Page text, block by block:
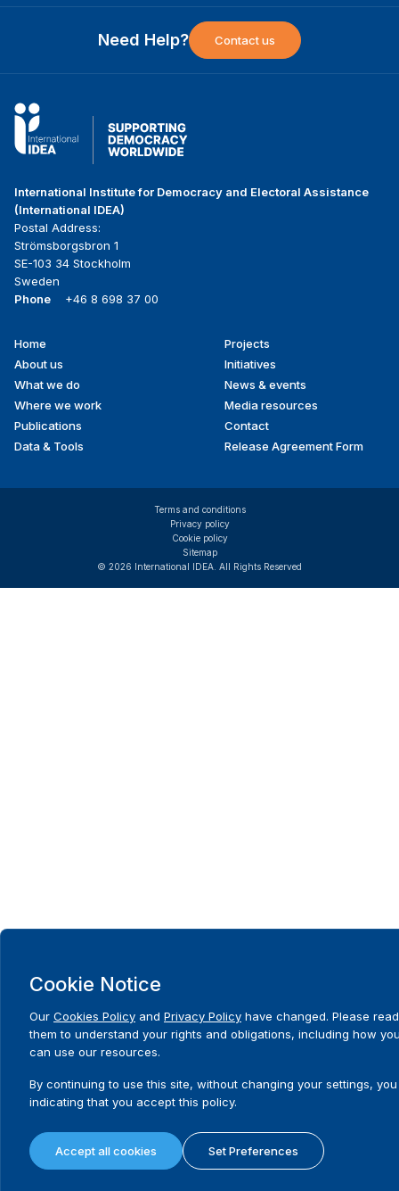
Need Help? Contact us
International Institute for Democracy and Electoral Assistance
(International IDEA)
Postal Address:
Strömsborgsbron 1
SE-103 34 Stockholm
Sweden
Phone
+46 8 698 37 00
Footer
menu
Home
About us
What we do
Where we work
Publications
Data & Tools
Projects
Initiatives
News & events
Media resources
Contact
Release Agreement Form
© 2026 International IDEA. All Rights Reserved
Terms and conditions
Privacy policy
Cookie policy
Sitemap
Cookie Notice
Our Cookies Policy and Privacy Policy have changed. Please read
them to understand your rights and obligations, including how
can use our resources.
By continuing to use this site, without changing your settings,
indicating that you accept this policy.
Accept all cookies Set Preferences